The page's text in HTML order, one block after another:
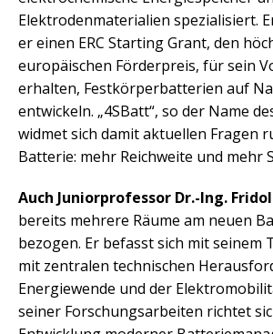
Elektrodenmaterialien spezialisiert.
er einen ERC Starting Grant, den
europäischen Förderpreis, für sein
erhalten, Festkörperbatterien auf
entwickeln. „4SBatt“, so der Name
widmet sich damit aktuellen Fragen
Batterie: mehr Reichweite und mehr
Auch Juniorprofessor Dr.-Ing.
bereits mehrere Räume am neuen
bezogen. Er befasst sich mit seinem
mit zentralen technischen
Energiewende und der
seiner Forschungsarbeiten richtet